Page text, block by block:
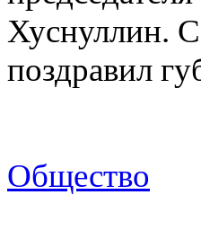
Хуснуллин. С
поздравил
Общество